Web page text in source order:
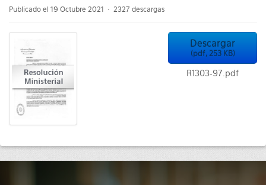
Publicado el 19 Octubre 2021 2327 descargas
Descargar
(pdf, 253 KB)
R1303-97.pdf